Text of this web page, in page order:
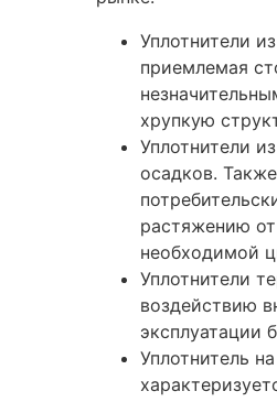
Уплотнители
приемлемая
хрупкую
Уплотнители
осадков.
растяжению
необходимой
Уплотнители
воздействию
эксплуатации
Уплотнитель